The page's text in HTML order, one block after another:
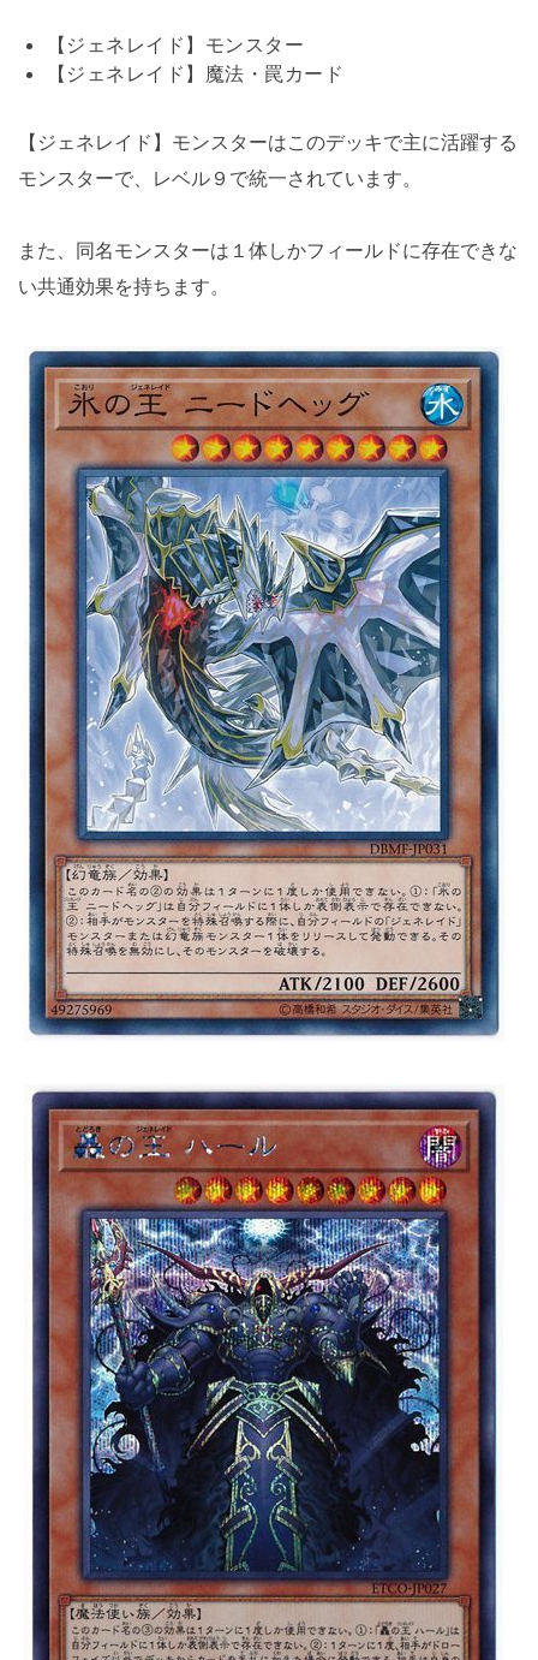
【ジェネレイド】モンスター
【ジェネレイド】魔法・罠カード
【ジェネレイド】モンスターはこのデッキで主に活躍する
モンスターで、レベル９で統一されています。
また、同名モンスターは１体しかフィールドに存在できな
い共通効果を持ちます。